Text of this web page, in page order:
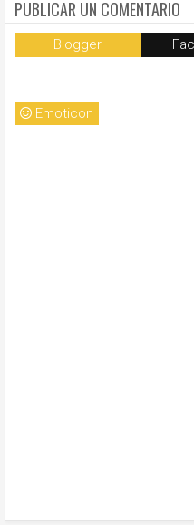
PUBLICAR UN COMENTARIO
Blogger
Emoticon